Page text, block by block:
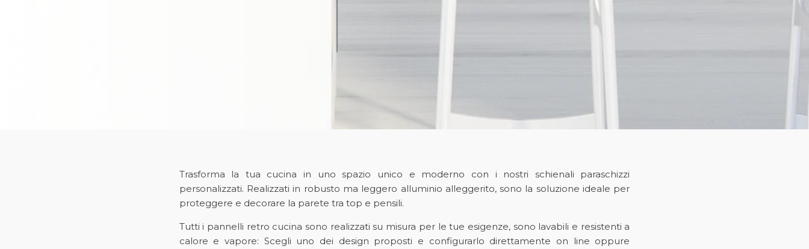
Trasforma la tua cucina in uno spazio unico e moderno con i nostri schienali paraschizzi
personalizzati. Realizzati in robusto ma leggero alluminio alleggerito, sono la soluzione ideale per
proteggere e decorare la parete tra top e pensili.
Tutti i pannelli retro cucina sono realizzati su misura per le tue esigenze, sono lavabili e resistenti a
calore e vapore: Scegli uno dei design proposti e configurarlo direttamente on line oppure